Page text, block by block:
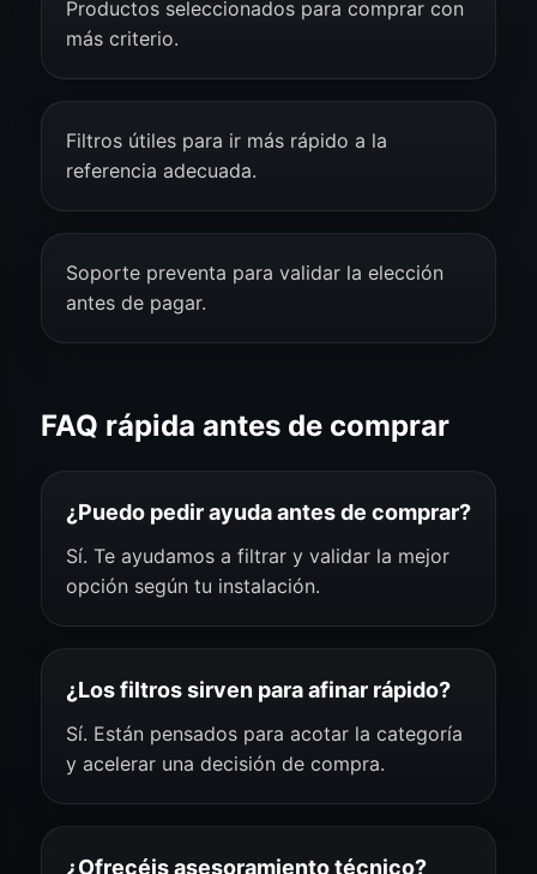
Productos seleccionados para comprar con
más criterio.
Filtros útiles para ir más rápido a la
referencia adecuada.
Soporte preventa para validar la elección
antes de pagar.
FAQ rápida antes de comprar
¿Puedo pedir ayuda antes de comprar?
Sí. Te ayudamos a filtrar y validar la mejor
opción según tu instalación.
¿Los filtros sirven para afinar rápido?
Sí. Están pensados para acotar la categoría
y acelerar una decisión de compra.
¿Ofrecéis asesoramiento técnico?